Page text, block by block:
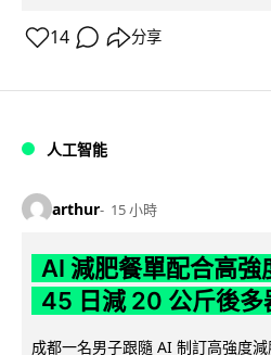
14 分享
人工智能
arthur 15 小時
AI 減肥餐單配合高
45 日減 20 公斤後多
成都一名男子跟隨 AI 制訂高強度